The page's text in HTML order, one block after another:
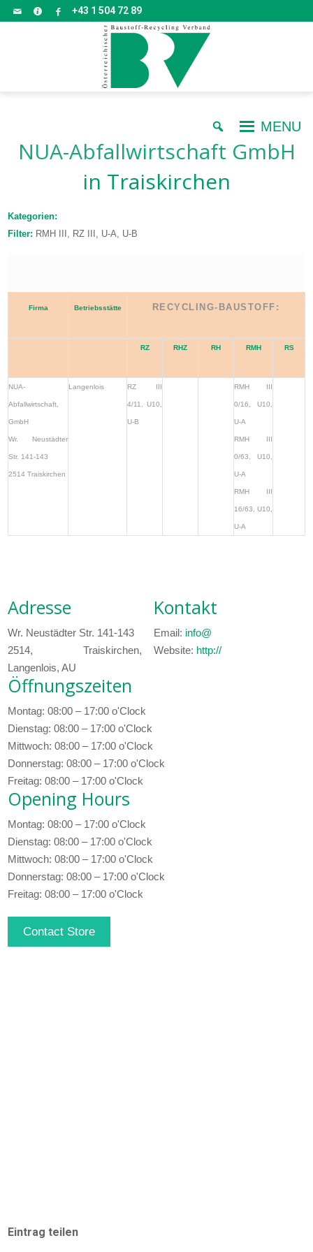
+43 1 504 72 89
MENU
NUA-Abfallwirtschaft GmbH
in Traiskirchen
Kategorien:
Filter: RMH III, RZ III, U-A, U-B
Firma Betriebsstätte RECYCLING-BAUSTOFF:
RZ RHZ RH RMH RS
NUA-
Abfallwirtschaft,
GmbH
Wr. Neustädter
Str. 141-143
2514 Traiskirchen
Langenlois RZ III
4/11, U10,
U-B
RMH III
0/16, U10,
U-A
RMH III
0/63, U10,
U-A
RMH III
16/63, U10,
U-A
Adresse
Wr. Neustädter Str. 141-143
2514, Traiskirchen,
Langenlois, AU
Kontakt
Email: info@
Website: http://
Öffnungszeiten
Montag: 08:00 – 17:00 o'Clock
Dienstag: 08:00 – 17:00 o'Clock
Mittwoch: 08:00 – 17:00 o'Clock
Donnerstag: 08:00 – 17:00 o'Clock
Freitag: 08:00 – 17:00 o'Clock
Opening Hours
Montag: 08:00 – 17:00 o'Clock
Dienstag: 08:00 – 17:00 o'Clock
Mittwoch: 08:00 – 17:00 o'Clock
Donnerstag: 08:00 – 17:00 o'Clock
Freitag: 08:00 – 17:00 o'Clock
Contact Store
Eintrag teilen